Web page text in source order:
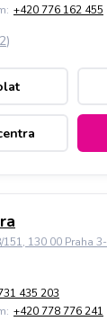
+420 776 162 455
)
130 00 Praha 3-
435 203
+420 778 776 241